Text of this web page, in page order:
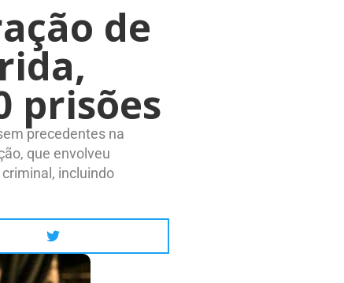
de
prisões
precedentes na
que envolveu
incluindo